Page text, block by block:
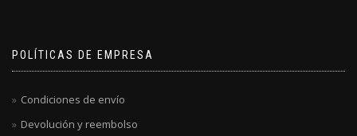
POLÍTICAS DE EMPRESA
Condiciones de envío
Devolución y reembolso